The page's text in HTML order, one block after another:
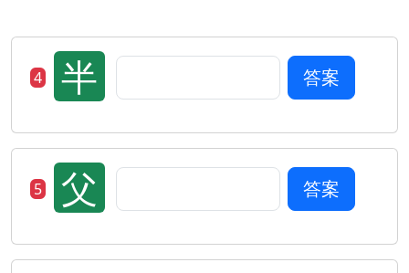
4 半 答案
5 父 答案